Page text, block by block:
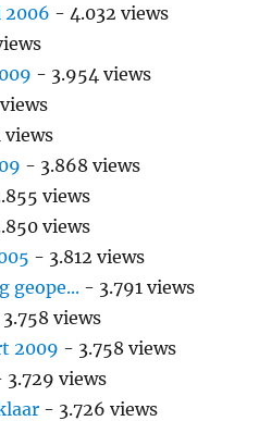
2006 - 4.032 views
- 3.954 views
views
- 3.868 views
views
views
- 3.812 views
geope... - 3.791 views
views
2009 - 3.758 views
3.729 views
- 3.726 views